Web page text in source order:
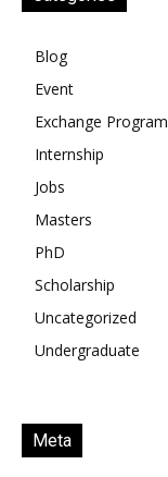
Blog
Event
Exchange Program
Internship
Jobs
Masters
PhD
Scholarship
Uncategorized
Undergraduate
Meta